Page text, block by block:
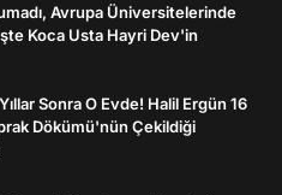
Avrupa Üniversitelerinde
Koca Usta Hayri Dev'in
Sonra O Evde! Halil Ergün 16
Dökümü'nün Çekildiği